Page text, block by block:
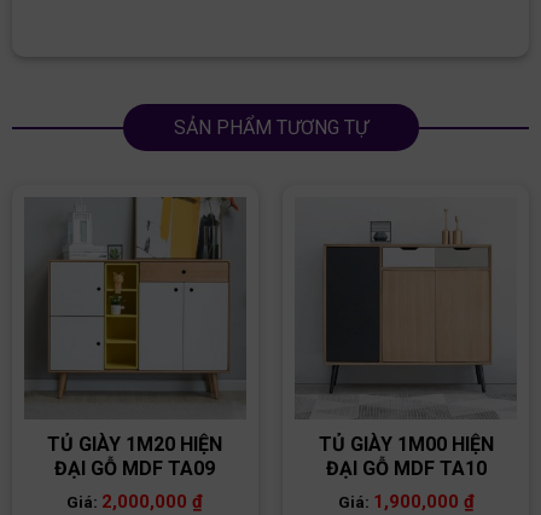
SẢN PHẨM TƯƠNG TỰ
TỦ GIÀY 1M20 HIỆN
ĐẠI GỖ MDF TA09
Giá: 2,000,000₫
TỦ GIÀY 1M00 HIỆN
ĐẠI GỖ MDF TA10
Giá: 1,900,000 ₫